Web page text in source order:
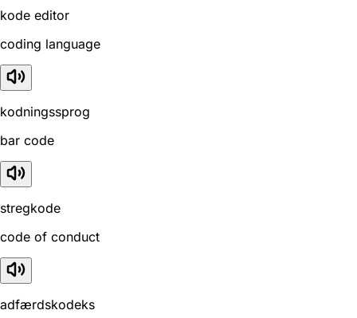
kode editor
coding language
kodningssprog
bar code
stregkode
code of conduct
adfærdskodeks